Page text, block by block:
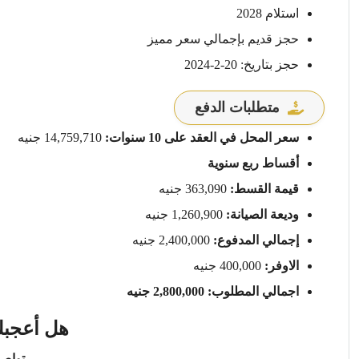
استلام 2028
حجز قديم بإجمالي سعر مميز
حجز بتاريخ: 20-2-2024
متطلبات الدفع
سعر المحل في العقد على 10 سنوات:
أقساط ربع سنوية
قيمة القسط:
وديعة الصيانة:
إجمالي المدفوع:
الاوفر: 400,000 جنيه
اجمالي المطلوب: 2,800,000 جنيه
هل